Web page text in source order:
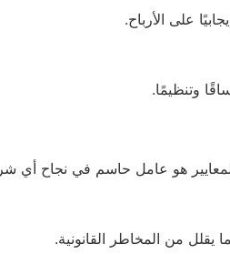
على الأرباح.
وتنظيمًا.
يقلل من المخاطر القانونية.